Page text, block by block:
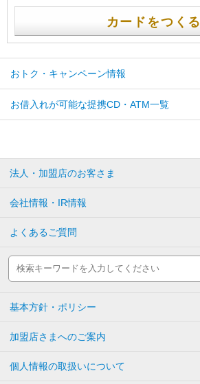
カードをつくる
おトク・キャンペーン情報
お借入れが可能な提携CD・ATM一覧
法人・加盟店のお客さま
会社情報・IR情報
よくあるご質問
基本方針・ポリシー
加盟店さまへのご案内
個人情報の取扱いについて